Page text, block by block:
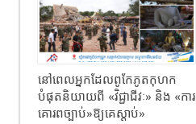
នៅពេលអ្នកដែលពូកែភូតកុហក
បំផុតនិយាយពី «វិជ្ជាជីវៈ» និង «ការ
គោរពច្បាប់»ឱ្យគេស្តាប់»